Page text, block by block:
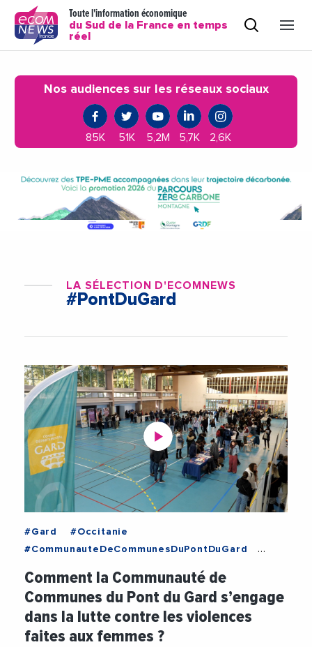
Toute l'information économique
du Sud de la France en temps
réel
Nos audiences sur les réseaux sociaux
85K 51K 5,2M 5,7K 2,6K
LA SÉLECTION D'ECOMNEWS
#PontDuGard
#Gard
#Occitanie
#CommunauteDeCommunesDuPontDuGard
#PontDuGard
#Videos
#ViolencesFaitesAuxFemmes
Comment la Communauté de
Communes du Pont du Gard s’engage
dans la lutte contre les violences
faites aux femmes ?